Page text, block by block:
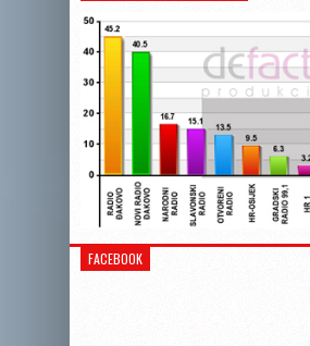
FACEBOOK